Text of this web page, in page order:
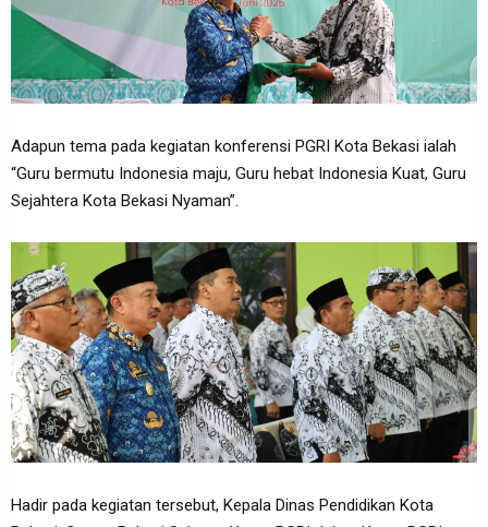
Adapun tema pada kegiatan konferensi PGRI Kota Bekasi ialah
“Guru bermutu Indonesia maju, Guru hebat Indonesia Kuat, Guru
Sejahtera Kota Bekasi Nyaman”.
Hadir pada kegiatan tersebut, Kepala Dinas Pendidikan Kota